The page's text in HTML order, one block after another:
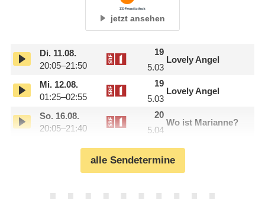
jetzt ansehen
Di.11.08.
20:05–21:50
19
5.03
Lovely Angel
Mi.12.08.
01:25–02:55
19
5.03
Lovely Angel
So. 16.08.
20:05–21:40
20
5.04
Wo ist Marianne?
alle Sendetermine